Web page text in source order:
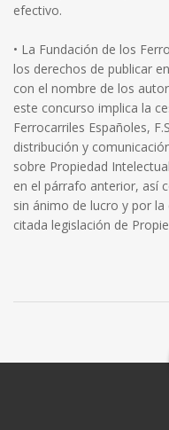
efectivo.
• La Fundación de los
los derechos de publicar
con el nombre de los
este concurso implica la
Ferrocarriles Españoles,
distribución y
sobre Propiedad
en el párrafo anterior, así
sin ánimo de lucro y por
citada legislación de